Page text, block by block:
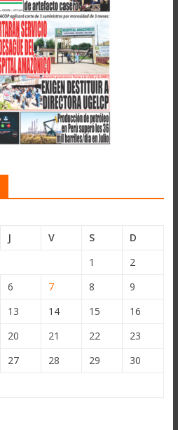
J V S
D
1
2
6 7 8
9
13 14 15
16
20 21 22
23
27 28 29
30